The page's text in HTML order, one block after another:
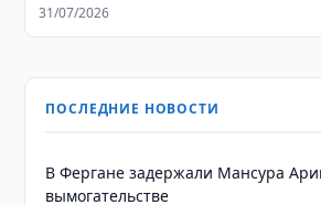
31/07/2026
ПОСЛЕДНИЕ НОВОСТИ
В Фергане задержали Мансура
вымогательстве